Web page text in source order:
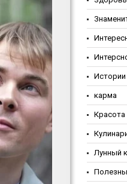
Истории
карма
Красота
Лунный